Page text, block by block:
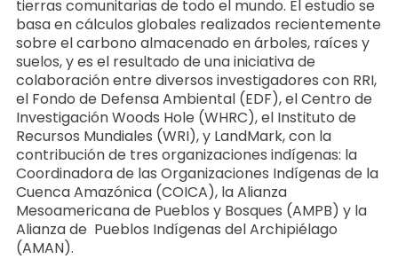
tierras comunitarias de todo el mundo. El estudio se
basa en cálculos globales realizados recientemente
sobre el carbono almacenado en árboles, raíces y
suelos, y es el resultado de una iniciativa de
colaboración entre diversos investigadores con RRI,
el Fondo de Defensa Ambiental (EDF), el Centro de
Investigación Woods Hole (WHRC), el Instituto de
Recursos Mundiales (WRI), y LandMark, con la
contribución de tres organizaciones indígenas: la
Coordinadora de las Organizaciones Indígenas de la
Cuenca Amazónica (COICA), la Alianza
Mesoamericana de Pueblos y Bosques (AMPB) y la
Alianza de Pueblos Indígenas del Archipiélago
(AMAN).